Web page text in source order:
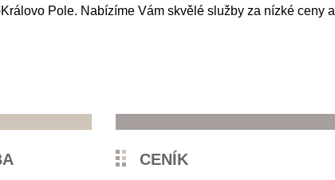
Pole. Nabízíme Vám skvělé služby za nízké ceny a
CENÍK